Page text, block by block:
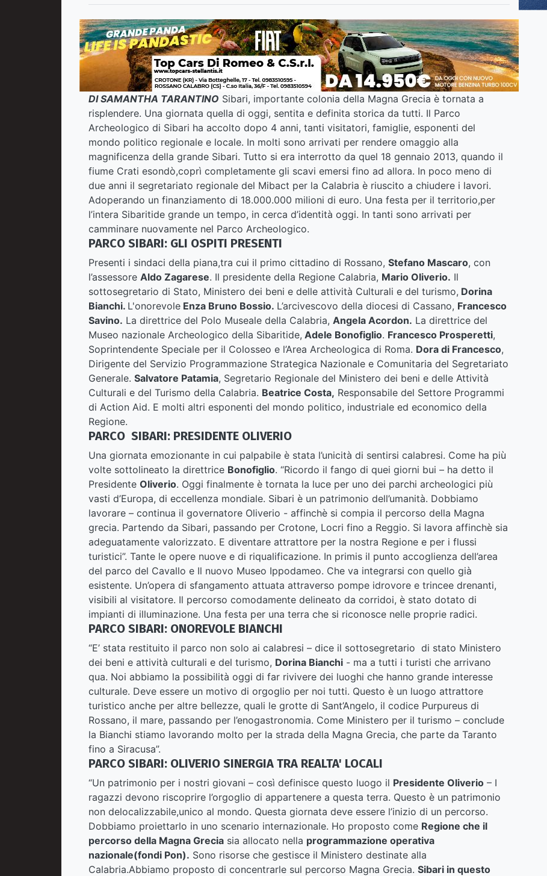
DI SAMANTHA TARANTINO Sibari, importante colonia della Magna Grecia è tornata a
risplendere. Una giornata quella di oggi, sentita e definita storica da tutti. Il Parco
Archeologico di Sibari ha accolto dopo 4 anni, tanti visitatori, famiglie, esponenti del
mondo politico regionale e locale. In molti sono arrivati per rendere omaggio alla
magnificenza della grande Sibari. Tutto si era interrotto da quel 18 gennaio 2013, quando il
fiume Crati esondò,coprì completamente gli scavi emersi fino ad allora. In poco meno di
due anni il segretariato regionale del Mibact per la Calabria è riuscito a chiudere i lavori.
Adoperando un finanziamento di 18.000.000 milioni di euro. Una festa per il territorio,per
l’intera Sibaritide grande un tempo, in cerca d’identità oggi. In tanti sono arrivati per
camminare nuovamente nel Parco Archeologico.
PARCO SIBARI: GLI OSPITI PRESENTI
Presenti i sindaci della piana,tra cui il primo cittadino di Rossano, Stefano Mascaro, con
l’assessore Aldo Zagarese. Il presidente della Regione Calabria, Mario Oliverio. Il
sottosegretario di Stato, Ministero dei beni e delle attività Culturali e del turismo, Dorina
Bianchi. L'onorevole Enza Bruno Bossio. L’arcivescovo della diocesi di Cassano, Francesco
Savino. La direttrice del Polo Museale della Calabria, Angela Acordon. La direttrice del
Museo nazionale Archeologico della Sibaritide, Adele Bonofiglio. Francesco Prosperetti,
Soprintendente Speciale per il Colosseo e l’Area Archeologica di Roma. Dora di Francesco,
Dirigente del Servizio Programmazione Strategica Nazionale e Comunitaria del Segretariato
Generale. Salvatore Patamia, Segretario Regionale del Ministero dei beni e delle Attività
Culturali e del Turismo della Calabria. Beatrice Costa, Responsabile del Settore Programmi
di Action Aid. E molti altri esponenti del mondo politico, industriale ed economico della
Regione.
PARCO SIBARI: PRESIDENTE OLIVERIO
Una giornata emozionante in cui palpabile è stata l’unicità di sentirsi calabresi. Come ha più
volte sottolineato la direttrice Bonofiglio. “Ricordo il fango di quei giorni bui – ha detto il
Presidente Oliverio. Oggi finalmente è tornata la luce per uno dei parchi archeologici più
vasti d’Europa, di eccellenza mondiale. Sibari è un patrimonio dell’umanità. Dobbiamo
lavorare – continua il governatore Oliverio - affinchè si compia il percorso della Magna
grecia. Partendo da Sibari, passando per Crotone, Locri fino a Reggio. Si lavora affinchè sia
adeguatamente valorizzato. E diventare attrattore per la nostra Regione e per i flussi
turistici”. Tante le opere nuove e di riqualificazione. In primis il punto accoglienza dell’area
del parco del Cavallo e Il nuovo Museo Ippodameo. Che va integrarsi con quello già
esistente. Un’opera di sfangamento attuata attraverso pompe idrovore e trincee drenanti,
visibili al visitatore. Il percorso comodamente delineato da corridoi, è stato dotato di
impianti di illuminazione. Una festa per una terra che si riconosce nelle proprie radici.
PARCO SIBARI: ONOREVOLE BIANCHI
“E’ stata restituito il parco non solo ai calabresi – dice il sottosegretario di stato Ministero
dei beni e attività culturali e del turismo, Dorina Bianchi - ma a tutti i turisti che arrivano
qua. Noi abbiamo la possibilità oggi di far rivivere dei luoghi che hanno grande interesse
culturale. Deve essere un motivo di orgoglio per noi tutti. Questo è un luogo attrattore
turistico anche per altre bellezze, quali le grotte di Sant’Angelo, il codice Purpureus di
Rossano, il mare, passando per l’enogastronomia. Come Ministero per il turismo – conclude
la Bianchi stiamo lavorando molto per la strada della Magna Grecia, che parte da Taranto
fino a Siracusa”.
PARCO SIBARI: OLIVERIO SINERGIA TRA REALTA' LOCALI
“Un patrimonio per i nostri giovani – così definisce questo luogo il Presidente Oliverio – I
ragazzi devono riscoprire l’orgoglio di appartenere a questa terra. Questo è un patrimonio
non delocalizzabile,unico al mondo. Questa giornata deve essere l’inizio di un percorso.
Dobbiamo proiettarlo in uno scenario internazionale. Ho proposto come Regione che il
percorso della Magna Grecia sia allocato nella programmazione operativa
nazionale(fondi Pon). Sono risorse che gestisce il Ministero destinate alla
Calabria.Abbiamo proposto di concentrarle sul percorso Magna Grecia. Sibari in questo